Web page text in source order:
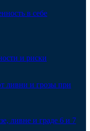
в себе
и риски
ливни и грозы при
ливне и граде 6 и 7